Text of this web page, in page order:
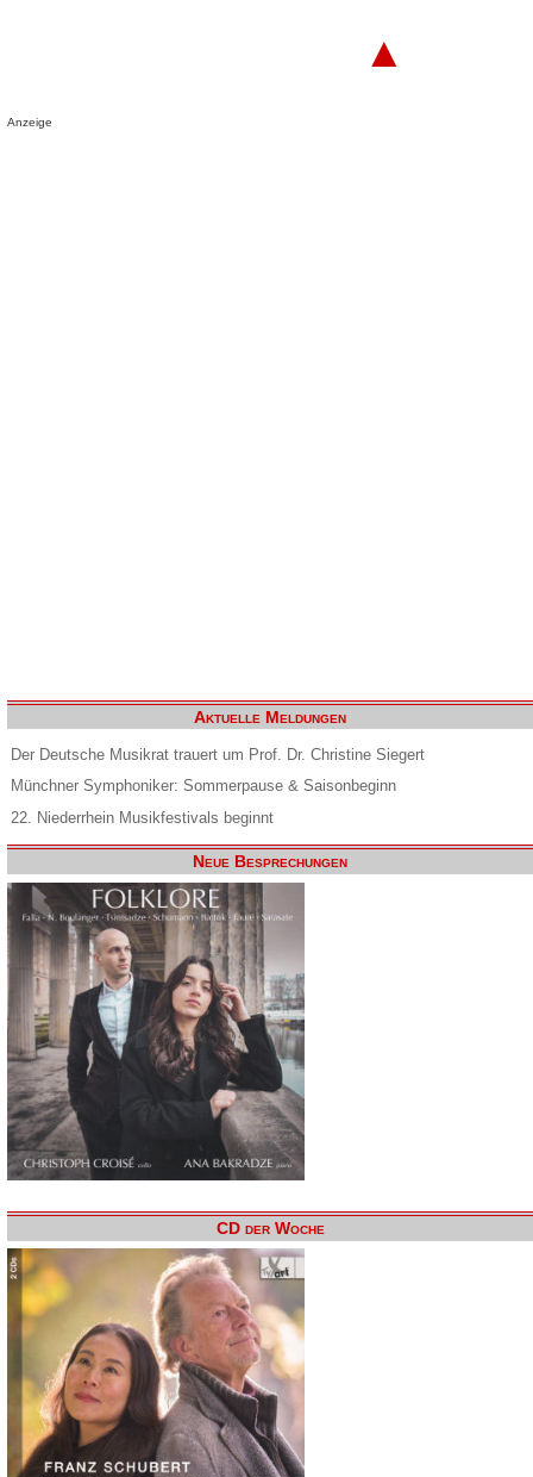
▲
Anzeige
Aktuelle Meldungen
Der Deutsche Musikrat trauert um Prof. Dr. Christine Siegert
Münchner Symphoniker: Sommerpause & Saisonbeginn
22. Niederrhein Musikfestivals beginnt
Neue Besprechungen
CD der Woche